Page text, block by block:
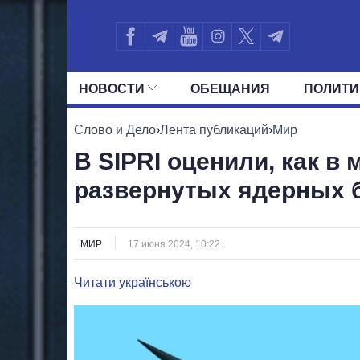
НОВОСТИ ОБЕЩАНИЯ
ВСЕ ПОЛИТИКИ ПРЕЗИДЕНТ И
Слово и Дело›Лента публикаций›Мир
В SIPRI оценили, как в
развернутых ядерных
МИР 17 июня 2024, 10:22
Читати українською